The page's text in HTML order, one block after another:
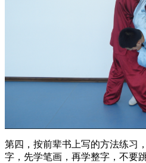
第四，按前辈书上写的方法练习
字，先学笔画，再学整字，不要